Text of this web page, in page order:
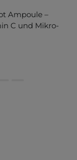
Ampoule –
C und Mikro-